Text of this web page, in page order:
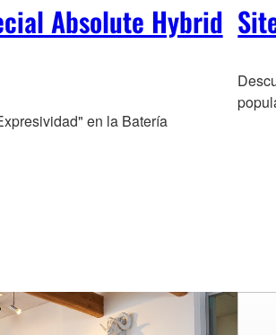
Absolute Hybrid
en la Batería